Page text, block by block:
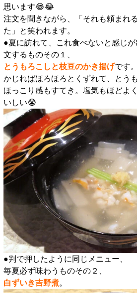
思います😂😂
注文を聞きながら、「それも頼まれ
た」と笑われます。
●夏に訪れて、これ食べないと感じ
文するものその１、
とうもろこしと枝豆のかき揚げです。
かじればほろほろとくずれて、とう
ほっこり感もすてき。塩気もほどよ
いしい😭
●判で押したように同じメニュー、
毎夏必ず味わうものその２、
白ずいき吉野煮。